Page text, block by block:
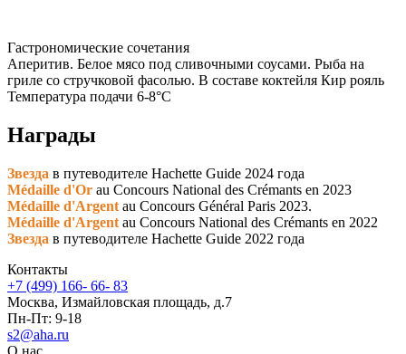
Гастрономические сочетания
Аперитив. Белое мясо под сливочными соусами. Рыба на
гриле со стручковой фасолью. В составе коктейля Кир рояль
Температура подачи 6-8°C
Награды
Звезда в путеводителе Hachette Guide 2024 года
Médaille d'Or au Concours National des Crémants en 2023
Médaille d'Argent au Concours Général Paris 2023.
Médaille d'Argent au Concours National des Crémants en 2022
Звезда в путеводителе Hachette Guide 2022 года
Контакты
+7 (499) 166- 66- 83
Москва, Измайловская площадь, д.7
Пн-Пт: 9-18
s2@aha.ru
О нас